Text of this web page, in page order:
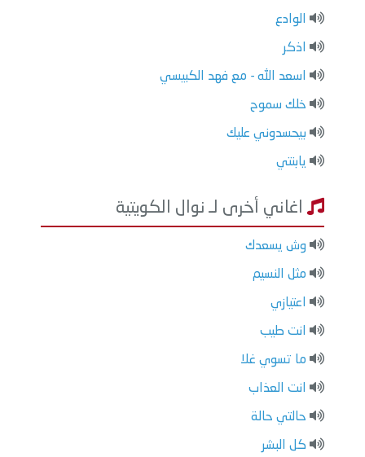
الوادع
اذكر
اسعد الله - مع فهد الكبيسي
خلك سموح
بيحسدوني عليك
يابنتي
اغاني أخرى لـ نوال الكويتية
وش يسعدك
مثل النسيم
اعتيازي
انت طيب
ما تسوي غلا
انت العذاب
حالتي حالة
كل البشر